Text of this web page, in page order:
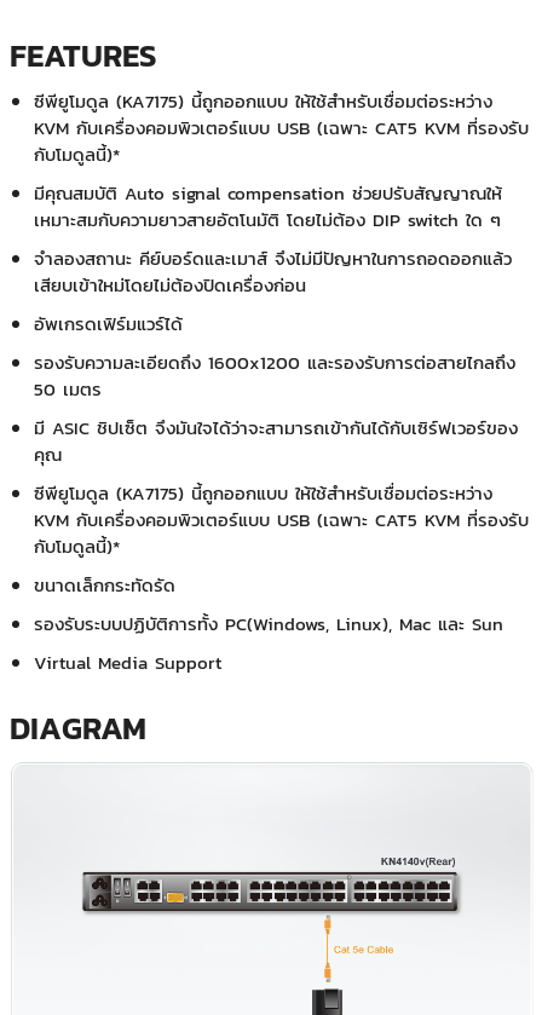
FEATURES
ซีพียูโมดูล (KA7175) นี้ถูกออกแบบ ให้ใช้สำหรับเชื่อมต่อระหว่าง
KVM กับเครื่องคอมพิวเตอร์แบบ USB (เฉพาะ CAT5 KVM ที่รองรับ
กับโมดูลนี้)*
มีคุณสมบัติ Auto signal compensation ช่วยปรับสัญญาณให้
เหมาะสมกับความยาวสายอัตโนมัติ โดยไม่ต้อง DIP switch ใด ๆ
จำลองสถานะ คีย์บอร์ดและเมาส์ จึงไม่มีปัญหาในการถอดออกแล้ว
เสียบเข้าใหม่โดยไม่ต้องปิดเครื่องก่อน
อัพเกรดเฟิร์มแวร์ได้
รองรับความละเอียดถึง 1600x1200 และรองรับการต่อสายไกลถึง
50 เมตร
มี ASIC ชิปเซ็ต จึงมันใจได้ว่าจะสามารถเข้ากันได้กับเซิร์ฟเวอร์ของ
คุณ
ซีพียูโมดูล (KA7175) นี้ถูกออกแบบ ให้ใช้สำหรับเชื่อมต่อระหว่าง
KVM กับเครื่องคอมพิวเตอร์แบบ USB (เฉพาะ CAT5 KVM ที่รองรับ
กับโมดูลนี้)*
ขนาดเล็กกระทัดรัด
รองรับระบบปฏิบัติการทั้ง PC(Windows, Linux), Mac และ Sun
Virtual Media Support
DIAGRAM